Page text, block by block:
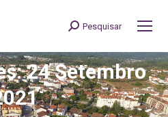
Search:
Pesquisar
24 Setembro
are here: